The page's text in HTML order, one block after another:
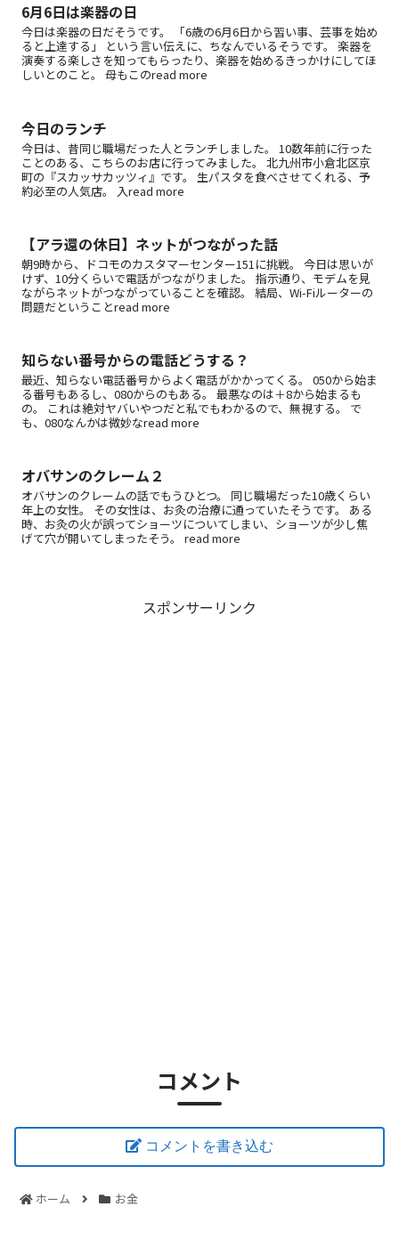
6月6日は楽器の日
今日は楽器の日だそうです。 「6歳の6月6日から習い事、芸事を始め
ると上達する」 という言い伝えに、ちなんでいるそうです。 楽器を
演奏する楽しさを知ってもらったり、楽器を始めるきっかけにしてほ
しいとのこと。 母もこのread more
今日のランチ
今日は、昔同じ職場だった人とランチしました。 10数年前に行った
ことのある、こちらのお店に行ってみました。 北九州市小倉北区京
町の『スカッサカッツィ』です。 生パスタを食べさせてくれる、予
約必至の人気店。 入read more
【アラ還の休日】ネットがつながった話
朝9時から、ドコモのカスタマーセンター151に挑戦。 今日は思いが
けず、10分くらいで電話がつながりました。 指示通り、モデムを見
ながらネットがつながっていることを確認。 結局、Wi-Fiルーターの
問題だということread more
知らない番号からの電話どうする？
最近、知らない電話番号からよく電話がかかってくる。 050から始ま
る番号もあるし、080からのもある。 最悪なのは＋8から始まるも
の。 これは絶対ヤバいやつだと私でもわかるので、無視する。 で
も、080なんかは微妙なread more
オバサンのクレーム２
オバサンのクレームの話でもうひとつ。 同じ職場だった10歳くらい
年上の女性。 その女性は、お灸の治療に通っていたそうです。 ある
時、お灸の火が誤ってショーツについてしまい、ショーツが少し焦
げて穴が開いてしまったそう。 read more
スポンサーリンク
コメント
コメントを書き込む
ホーム お金